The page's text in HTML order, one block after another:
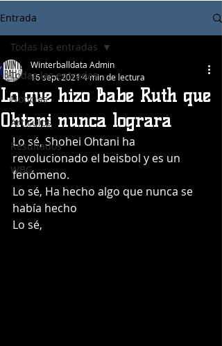
Entrada
Todas las entradas
Noticias
Articulos
Resultados
WBC
Todas las entradas
Lo que hizo Babe Ruth que
Ohtani nunca logrará
Winterballdata Admin
16 sept 20214 min de lectura
Lo sé, Shohei Ohtani ha
revolucionado el beisbol y es un
fenómeno.
Lo sé, Ha hecho algo que nunca se
había hecho
Lo sé,